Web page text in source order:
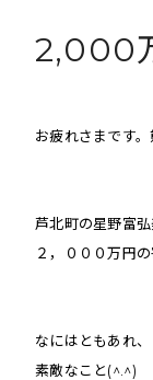
2,000
お疲れさまです。
芦北町の星野富
２，０００万円
なにはともあれ、
素敵なこと(^.^)